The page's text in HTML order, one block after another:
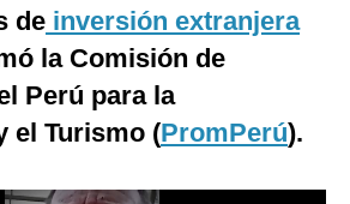
de inversión extranjera
la Comisión de
Perú para la
el Turismo (PromPerú).